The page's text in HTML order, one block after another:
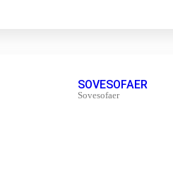
SOVESOFAER
Sovesofaer